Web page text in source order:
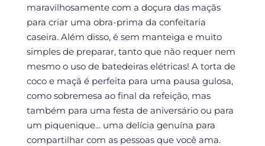
maravilhosamente com a doçura das maçãs
para criar uma obra-prima da confeitaria
caseira. Além disso, é sem manteiga e muito
simples de preparar, tanto que não requer nem
mesmo o uso de batedeiras elétricas! A torta de
coco e maçã é perfeita para uma pausa gulosa,
como sobremesa ao final da refeição, mas
também para uma festa de aniversário ou para
um piquenique... uma delícia genuína para
compartilhar com as pessoas que você ama.